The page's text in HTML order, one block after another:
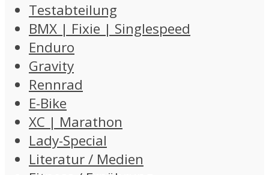
Testabteilung
BMX | Fixie | Singlespeed
Enduro
Gravity
Rennrad
E-Bike
XC | Marathon
Lady-Special
Literatur / Medien